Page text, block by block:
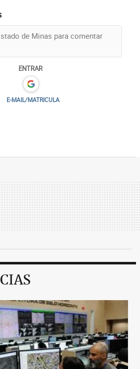
ENTRAR
E-MAIL/MATRICULA